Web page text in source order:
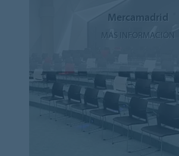
Mercamadrid
MÁS INFORMACIÓN